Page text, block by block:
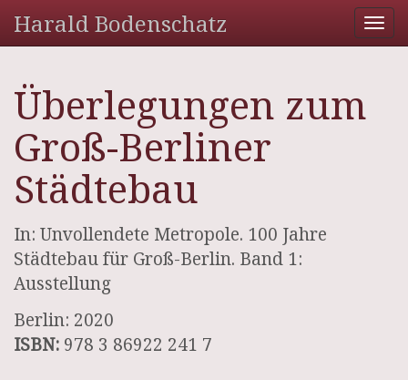
Harald Bodenschatz
Überlegungen zum
Groß-Berliner
Städtebau
In: Unvollendete Metropole. 100 Jahre
Städtebau für Groß-Berlin. Band 1:
Ausstellung
Berlin: 2020
ISBN: 978 3 86922 241 7